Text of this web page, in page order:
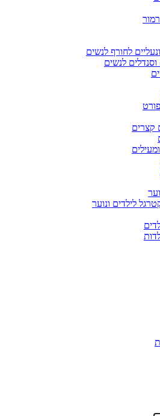
לחורף לנשים
לנשים
קצרים
לילדים ונוער